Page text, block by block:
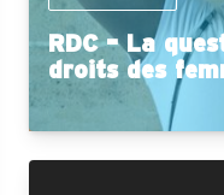
RDC – La
droits des